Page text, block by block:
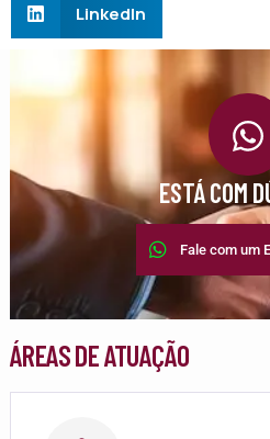
LinkedIn
ESTÁ COM
Fale com um
ÁREAS DE ATUAÇÃO